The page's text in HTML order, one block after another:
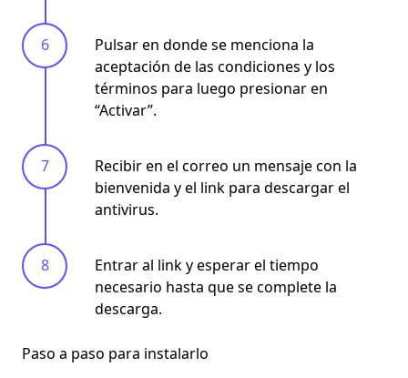
Pulsar en donde se menciona la
aceptación de las condiciones y los
términos para luego presionar en
“Activar”.
Recibir en el correo un mensaje con la
bienvenida y el link para descargar el
antivirus.
Entrar al link y esperar el tiempo
necesario hasta que se complete la
descarga.
Paso a paso para instalarlo